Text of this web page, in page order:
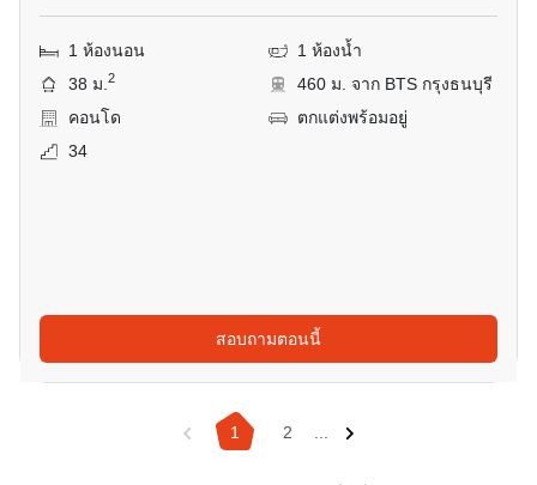
1 ห้องนอน
1 ห้องน้ำ
38 ม.2
460 ม. จาก BTS กรุงธนบุรี
คอนโด
ตกแต่งพร้อมอยู่
34
สอบถามตอนนี้
1 2 ...